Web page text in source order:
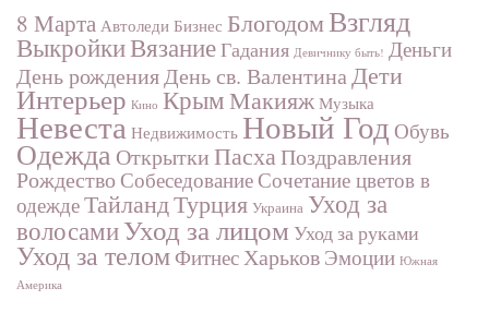
8 Марта Автоледи Бизнес БлогодомВзгляд
ВыкройкиВязаниеГадания Девичнику быть! Деньги
День рождения День св. Валентина Дети
Интерьер Кино КрымМакияж Музыка
Невеста Недвижимость Новый Год Обувь
Одежда ОткрыткиПасхаПоздравления
РождествоСобеседованиеСочетание цветов в
одеждеТайландТурция Украина Уход за
волосамиУход за лицом Уход за руками
Уход за теломФитнес Харьков Эмоции Южная
Америка